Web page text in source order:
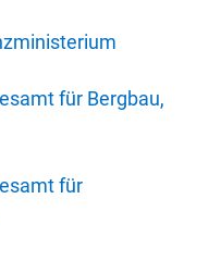
für Bergbau,
für